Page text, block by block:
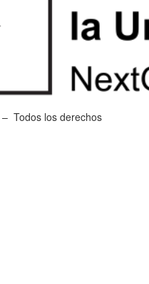
Todos los derechos